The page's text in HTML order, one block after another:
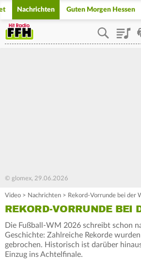
Nachrichten Guten Morgen Hessen
Playlist
© glomex, 29.06.2026
Video > Nachrichten > Rekord-Vorrunde bei der
REKORD-VORRUNDE BEI
Die Fußball-WM 2026 schreibt schon
Geschichte: Zahlreiche Rekorde
gebrochen. Historisch ist darüber
Einzug ins Achtelfinale.